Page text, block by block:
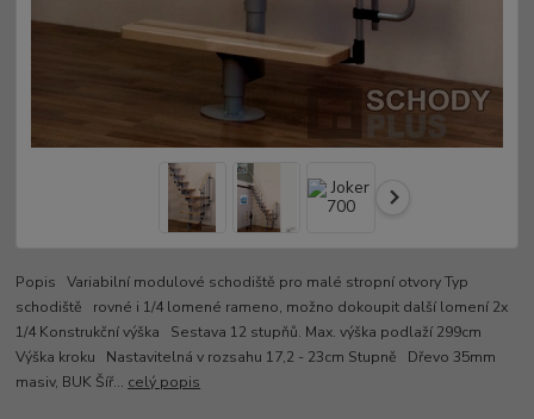
Popis Variabilní modulové schodiště pro malé stropní otvory Typ
schodiště rovné i 1/4 lomené rameno, možno dokoupit další lomení 2x
1/4 Konstrukční výška Sestava 12 stupňů. Max. výška podlaží 299cm
Výška kroku Nastavitelná v rozsahu 17,2 - 23cm Stupně Dřevo 35mm
masiv, BUK Šíř... celý popis